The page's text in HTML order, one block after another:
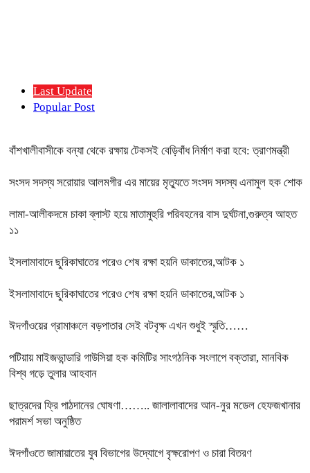
Last Update
Popular Post
বাঁশখালীবাসীকে বন্যা থেকে রক্ষায় টেকসই বেড়িবাঁধ নির্মাণ করা হবে: ত্রাণমন্ত্রী
সংসদ সদস্য সরোয়ার আলমগীর এর মায়ের মৃত্যুতে সংসদ সদস্য এনামুল হক শোক
লামা-আলীকদমে চাকা ব্লাস্ট হয়ে মাতামুহুরি পরিবহনের বাস দুর্ঘটনা,গুরুত্ব আহত
১১
ইসলামাবাদে ছুরিকাঘাতের পরেও শেষ রক্ষা হয়নি ডাকাতের,আটক ১
ইসলামাবাদে ছুরিকাঘাতের পরেও শেষ রক্ষা হয়নি ডাকাতের,আটক ১
ঈদগাঁওয়ের গ্রামাঞ্চলে বড়পাতার সেই বটবৃক্ষ এখন শুধুই স্মৃতি……
পটিয়ায় মাইজভান্ডারি গাউসিয়া হক কমিটির সাংগঠনিক সংলাপে বক্তারা, মানবিক
বিশ্ব গড়ে তুলার আহবান
ছাত্রদের ফ্রি পাঠদানের ঘোষণা…….. জালালাবাদের আন-নুর মডেল হেফজখানার
পরামর্শ সভা অনুষ্ঠিত
ঈদগাঁওতে জামায়াতের যুব বিভাগের উদ্যোগে বৃক্ষরোপণ ও চারা বিতরণ